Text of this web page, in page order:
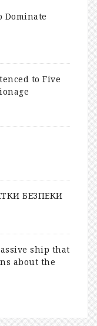
Dominate
to Five
БЕЗПЕКИ
ship that
about the